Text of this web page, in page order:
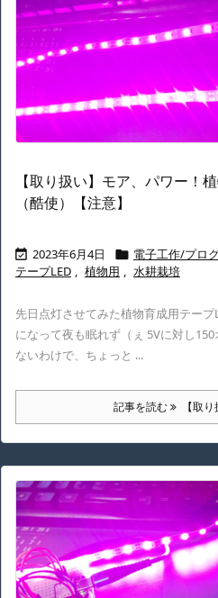
【取り扱い】モア、パワー！
（酷使）【注意】
 2023年6月4日  電子工作/プロ
テープLED , 植物用 , 水耕栽培
先日点灯させてみた植物育成用テー
になって夜も眠れず（ぇ 5Vに対し
ないわけで、ちょっと ...
記事を読む 【取